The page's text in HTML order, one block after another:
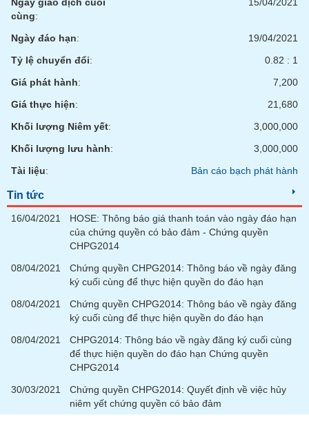
cùng:
Ngày đáo hạn:
19/04/2021
Tỷ lệ chuyển đổi:
0.82 : 1
Giá phát hành:
7,200
Giá thực hiện:
21,680
Khối lượng Niêm yết:
3,000,000
Khối lượng lưu hành:
3,000,000
Tài liệu: Bản cáo bạch phát hành
Tin tức
16/04/2021
HOSE: Thông báo giá thanh toán vào ngày đáo hạn
của chứng quyền có bảo đảm - Chứng quyền
CHPG2014
08/04/2021
Chứng quyền CHPG2014: Thông báo về ngày đăng
ký cuối cùng để thực hiện quyền do đáo hạn
08/04/2021
Chứng quyền CHPG2014: Thông báo về ngày đăng
ký cuối cùng để thực hiện quyền do đáo hạn
08/04/2021
CHPG2014: Thông báo về ngày đăng ký cuối cùng
để thực hiện quyền do đáo hạn Chứng quyền
CHPG2014
30/03/2021
Chứng quyền CHPG2014: Quyết định về việc hủy
niêm yết chứng quyền có bảo đảm